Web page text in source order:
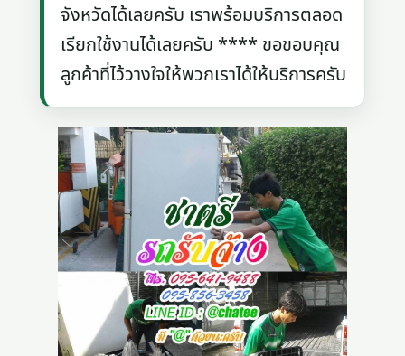
จังหวัดได้เลยครับ เราพร้อมบริการตลอด
เรียกใช้งานได้เลยครับ **** ขอขอบคุณ
ลูกค้าที่ไว้วางใจให้พวกเราได้ให้บริการครับ